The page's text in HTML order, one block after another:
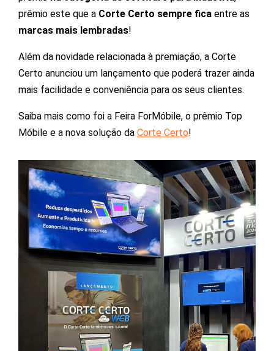
prêmio este que a Corte Certo sempre fica entre as
marcas mais lembradas!
Além da novidade relacionada à premiação, a Corte
Certo anunciou um lançamento que poderá trazer ainda
mais facilidade e conveniência para os seus clientes.
Saiba mais como foi a Feira ForMóbile, o prêmio Top
Móbile e a nova solução da Corte Certo!